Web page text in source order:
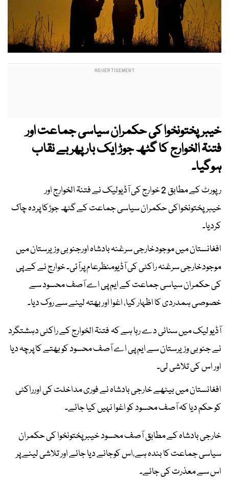
خیبرپختونخوا کی حکمران سیاسی جماعت اور
فتنۃ الخوارجکا گٹھ جوڑ ایک بار پھر بے نقاب
ہوگیا۔
رپورٹ کے مطابق 2 خوارج کی آڈیولیک نے فتنۃ الخوارج اور
خیبرپختونخواکی حکمران سیاسی جماعت کے گٹھ جوڑکا پردہ چاک
کردیا۔
افغانستان میں موجودخارجی سرغنہ بادشاہ اورجنوبی وزیرستان میں
موجودخارجی سرغنہ راکٹی کی آڈیومنظرعام پرآئی۔ خوارج نے کے پی
کی حکمران سیاسی جماعت کے ایم پی اے آصف محسود سے
خصوصی ہمدردی کا اظہار کیا، اغوا اور بھتہ لینے سے روک دیا۔
آڈیو لیک میں سنائی دے رہا ہے کہ فتنۃ الخوارج کے راکٹی دہشتگرد
نے جنوبی وزیرستان سے ایم پی اے آصف محسود کو بھتے کا پرچہ دیا
اور اس کی تلاشی لی۔
افغانستان میں بیٹھے خارجی بادشاہ نے فوری مداخلت کی اورراکٹی
کو حکم دیا کہ آصف محسود کو اغوا نہیں کیا جائے۔
خارجی بادشاہ کے مطابق آصف محسود خیبر پختونخوا کی حکمران
سیاسی جماعت کا بندہ ہے،اس کوجانے دیا جائے اور تلاشی لینے پر
اس سے معذرت کی جائے۔